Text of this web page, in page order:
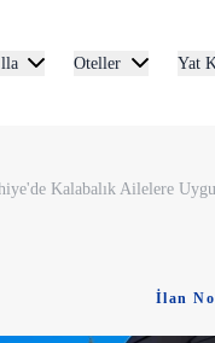
Oteller Yat
Kalabalık Ailelere
İlan